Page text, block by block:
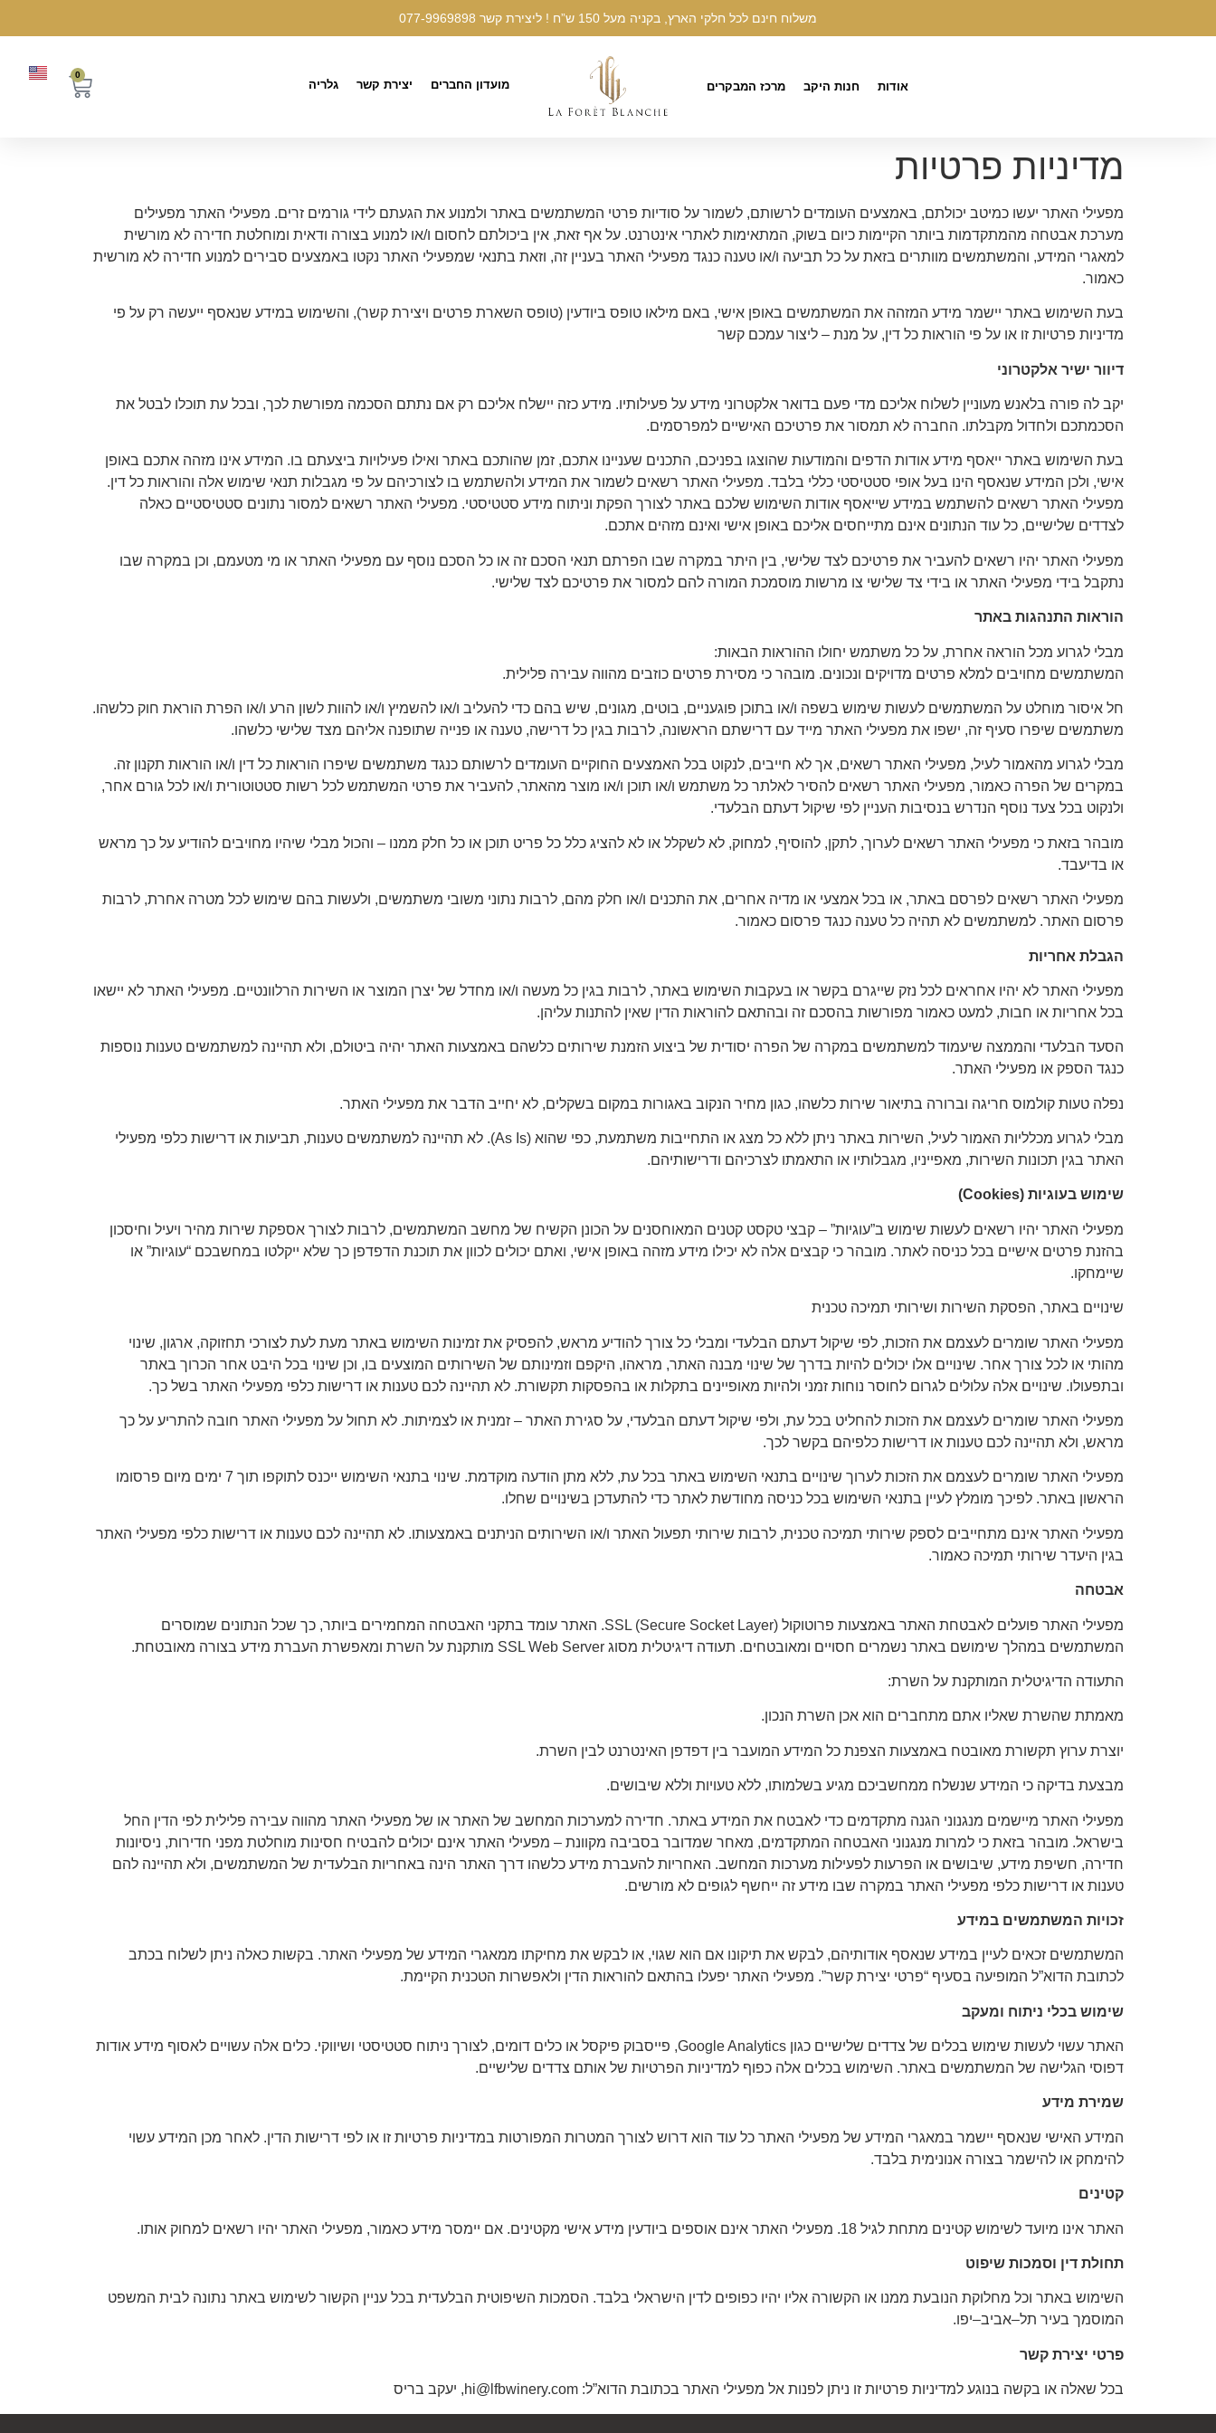
משלוח חינם לכל חלקי הארץ, בקניה מעל 150 ש”ח ! ליצירת קשר 077-9969898
אודות חנות היקב מרכז המבקרים מועדון החברים יצירת קשר גלריה
0
מדיניות פרטיות
מפעילי האתר יעשו כמיטב יכולתם, באמצעים העומדים לרשותם, לשמור על סודיות פרטי המשתמשים באתר ולמנוע את הגעתם לידי גורמים זרים. מפעילי האתר מפעילים
מערכת אבטחה מהמתקדמות ביותר הקיימות כיום בשוק, המתאימות לאתרי אינטרנט. על אף זאת, אין ביכולתם לחסום ו/או למנוע בצורה ודאית ומוחלטת חדירה לא מורשית
למאגרי המידע, והמשתמשים מוותרים בזאת על כל תביעה ו/או טענה כנגד מפעילי האתר בעניין זה, וזאת בתנאי שמפעילי האתר נקטו באמצעים סבירים למנוע חדירה לא מורשית
כאמור.
בעת השימוש באתר יישמר מידע המזהה את המשתמשים באופן אישי, באם מילאו טופס ביודעין (טופס השארת פרטים ויצירת קשר), והשימוש במידע שנאסף ייעשה רק על פי
מדיניות פרטיות זו או על פי הוראות כל דין, על מנת – ליצור עמכם קשר
דיוור ישיר אלקטרוני
יקב לה פורה בלאנש מעוניין לשלוח אליכם מדי פעם בדואר אלקטרוני מידע על פעילותיו. מידע כזה יישלח אליכם רק אם נתתם הסכמה מפורשת לכך, ובכל עת תוכלו לבטל את
הסכמתכם ולחדול מקבלתו. החברה לא תמסור את פרטיכם האישיים למפרסמים.
בעת השימוש באתר ייאסף מידע אודות הדפים והמודעות שהוצגו בפניכם, התכנים שעניינו אתכם, זמן שהותכם באתר ואילו פעילויות ביצעתם בו. המידע אינו מזהה אתכם באופן
אישי, ולכן המידע שנאסף הינו בעל אופי סטטיסטי כללי בלבד. מפעילי האתר רשאים לשמור את המידע ולהשתמש בו לצורכיהם על פי מגבלות תנאי שימוש אלה והוראות כל דין.
מפעילי האתר רשאים להשתמש במידע שייאסף אודות השימוש שלכם באתר לצורך הפקת וניתוח מידע סטטיסטי. מפעילי האתר רשאים למסור נתונים סטטיסטיים כאלה
לצדדים שלישיים, כל עוד הנתונים אינם מתייחסים אליכם באופן אישי ואינם מזהים אתכם.
מפעילי האתר יהיו רשאים להעביר את פרטיכם לצד שלישי, בין היתר במקרה שבו הפרתם תנאי הסכם זה או כל הסכם נוסף עם מפעילי האתר או מי מטעמם, וכן במקרה שבו
נתקבל בידי מפעילי האתר או בידי צד שלישי צו מרשות מוסמכת המורה להם למסור את פרטיכם לצד שלישי.
הוראות התנהגות באתר
מבלי לגרוע מכל הוראה אחרת, על כל משתמש יחולו ההוראות הבאות:
המשתמשים מחויבים למלא פרטים מדויקים ונכונים. מובהר כי מסירת פרטים כוזבים מהווה עבירה פלילית.
חל איסור מוחלט על המשתמשים לעשות שימוש בשפה ו/או בתוכן פוגעניים, בוטים, מגונים, שיש בהם כדי להעליב ו/או להשמיץ ו/או להוות לשון הרע ו/או הפרת הוראת חוק כלשהו.
משתמשים שיפרו סעיף זה, ישפו את מפעילי האתר מייד עם דרישתם הראשונה, לרבות בגין כל דרישה, טענה או פנייה שתופנה אליהם מצד שלישי כלשהו.
מבלי לגרוע מהאמור לעיל, מפעילי האתר רשאים, אך לא חייבים, לנקוט בכל האמצעים החוקיים העומדים לרשותם כנגד משתמשים שיפרו הוראות כל דין ו/או הוראות תקנון זה.
במקרים של הפרה כאמור, מפעילי האתר רשאים להסיר לאלתר כל משתמש ו/או תוכן ו/או מוצר מהאתר, להעביר את פרטי המשתמש לכל רשות סטטוטורית ו/או לכל גורם אחר,
ולנקוט בכל צעד נוסף הנדרש בנסיבות העניין לפי שיקול דעתם הבלעדי.
מובהר בזאת כי מפעילי האתר רשאים לערוך, לתקן, להוסיף, למחוק, לא לשקלל או לא להציג כלל כל פריט תוכן או כל חלק ממנו – והכול מבלי שיהיו מחויבים להודיע על כך מראש
או בדיעבד.
מפעילי האתר רשאים לפרסם באתר, או בכל אמצעי או מדיה אחרים, את התכנים ו/או חלק מהם, לרבות נתוני משובי משתמשים, ולעשות בהם שימוש לכל מטרה אחרת, לרבות
פרסום האתר. למשתמשים לא תהיה כל טענה כנגד פרסום כאמור.
הגבלת אחריות
מפעילי האתר לא יהיו אחראים לכל נזק שייגרם בקשר או בעקבות השימוש באתר, לרבות בגין כל מעשה ו/או מחדל של יצרן המוצר או השירות הרלוונטיים. מפעילי האתר לא יישאו
בכל אחריות או חבות, למעט כאמור מפורשות בהסכם זה ובהתאם להוראות הדין שאין להתנות עליהן.
הסעד הבלעדי והממצה שיעמוד למשתמשים במקרה של הפרה יסודית של ביצוע הזמנת שירותים כלשהם באמצעות האתר יהיה ביטולם, ולא תהיינה למשתמשים טענות נוספות
כנגד הספק או מפעילי האתר.
נפלה טעות קולמוס חריגה וברורה בתיאור שירות כלשהו, כגון מחיר הנקוב באגורות במקום בשקלים, לא יחייב הדבר את מפעילי האתר.
מבלי לגרוע מכלליות האמור לעיל, השירות באתר ניתן ללא כל מצג או התחייבות משתמעת, כפי שהוא (As Is). לא תהיינה למשתמשים טענות, תביעות או דרישות כלפי מפעילי
האתר בגין תכונות השירות, מאפייניו, מגבלותיו או התאמתו לצרכיהם ודרישותיהם.
שימוש בעוגיות (Cookies)
מפעילי האתר יהיו רשאים לעשות שימוש ב”עוגיות” – קבצי טקסט קטנים המאוחסנים על הכונן הקשיח של מחשב המשתמשים, לרבות לצורך אספקת שירות מהיר ויעיל וחיסכון
בהזנת פרטים אישיים בכל כניסה לאתר. מובהר כי קבצים אלה לא יכילו מידע מזהה באופן אישי, ואתם יכולים לכוון את תוכנת הדפדפן כך שלא ייקלטו במחשבכם “עוגיות” או
שיימחקו.
שינויים באתר, הפסקת השירות ושירותי תמיכה טכנית
מפעילי האתר שומרים לעצמם את הזכות, לפי שיקול דעתם הבלעדי ומבלי כל צורך להודיע מראש, להפסיק את זמינות השימוש באתר מעת לעת לצורכי תחזוקה, ארגון, שינוי
מהותי או לכל צורך אחר. שינויים אלו יכולים להיות בדרך של שינוי מבנה האתר, מראהו, היקפם וזמינותם של השירותים המוצעים בו, וכן שינוי בכל היבט אחר הכרוך באתר
ובתפעולו. שינויים אלה עלולים לגרום לחוסר נוחות זמני ולהיות מאופיינים בתקלות או בהפסקות תקשורת. לא תהיינה לכם טענות או דרישות כלפי מפעילי האתר בשל כך.
מפעילי האתר שומרים לעצמם את הזכות להחליט בכל עת, ולפי שיקול דעתם הבלעדי, על סגירת האתר – זמנית או לצמיתות. לא תחול על מפעילי האתר חובה להתריע על כך
מראש, ולא תהיינה לכם טענות או דרישות כלפיהם בקשר לכך.
מפעילי האתר שומרים לעצמם את הזכות לערוך שינויים בתנאי השימוש באתר בכל עת, ללא מתן הודעה מוקדמת. שינוי בתנאי השימוש ייכנס לתוקפו תוך 7 ימים מיום פרסומו
הראשון באתר. לפיכך מומלץ לעיין בתנאי השימוש בכל כניסה מחודשת לאתר כדי להתעדכן בשינויים שחלו.
מפעילי האתר אינם מתחייבים לספק שירותי תמיכה טכנית, לרבות שירותי תפעול האתר ו/או השירותים הניתנים באמצעותו. לא תהיינה לכם טענות או דרישות כלפי מפעילי האתר
בגין היעדר שירותי תמיכה כאמור.
אבטחה
מפעילי האתר פועלים לאבטחת האתר באמצעות פרוטוקול SSL (Secure Socket Layer). האתר עומד בתקני האבטחה המחמירים ביותר, כך שכל הנתונים שמוסרים
המשתמשים במהלך שימושם באתר נשמרים חסויים ומאובטחים. תעודה דיגיטלית מסוג SSL Web Server מותקנת על השרת ומאפשרת העברת מידע בצורה מאובטחת.
התעודה הדיגיטלית המותקנת על השרת:
מאמתת שהשרת שאליו אתם מתחברים הוא אכן השרת הנכון.
יוצרת ערוץ תקשורת מאובטח באמצעות הצפנת כל המידע המועבר בין דפדפן האינטרנט לבין השרת.
מבצעת בדיקה כי המידע שנשלח ממחשביכם מגיע בשלמותו, ללא טעויות וללא שיבושים.
מפעילי האתר מיישמים מנגנוני הגנה מתקדמים כדי לאבטח את המידע באתר. חדירה למערכות המחשב של האתר או של מפעילי האתר מהווה עבירה פלילית לפי הדין החל
בישראל. מובהר בזאת כי למרות מנגנוני האבטחה המתקדמים, מאחר שמדובר בסביבה מקוונת – מפעילי האתר אינם יכולים להבטיח חסינות מוחלטת מפני חדירות, ניסיונות
חדירה, חשיפת מידע, שיבושים או הפרעות לפעילות מערכות המחשב. האחריות להעברת מידע כלשהו דרך האתר הינה באחריות הבלעדית של המשתמשים, ולא תהיינה להם
טענות או דרישות כלפי מפעילי האתר במקרה שבו מידע זה ייחשף לגופים לא מורשים.
זכויות המשתמשים במידע
המשתמשים זכאים לעיין במידע שנאסף אודותיהם, לבקש את תיקונו אם הוא שגוי, או לבקש את מחיקתו ממאגרי המידע של מפעילי האתר. בקשות כאלה ניתן לשלוח בכתב
לכתובת הדוא”ל המופיעה בסעיף “פרטי יצירת קשר”. מפעילי האתר יפעלו בהתאם להוראות הדין ולאפשרות הטכנית הקיימת.
שימוש בכלי ניתוח ומעקב
האתר עשוי לעשות שימוש בכלים של צדדים שלישיים כגון Google Analytics, פייסבוק פיקסל או כלים דומים, לצורך ניתוח סטטיסטי ושיווקי. כלים אלה עשויים לאסוף מידע אודות
דפוסי הגלישה של המשתמשים באתר. השימוש בכלים אלה כפוף למדיניות הפרטיות של אותם צדדים שלישיים.
שמירת מידע
המידע האישי שנאסף יישמר במאגרי המידע של מפעילי האתר כל עוד הוא דרוש לצורך המטרות המפורטות במדיניות פרטיות זו או לפי דרישות הדין. לאחר מכן המידע עשוי
להימחק או להישמר בצורה אנונימית בלבד.
קטינים
האתר אינו מיועד לשימוש קטינים מתחת לגיל 18. מפעילי האתר אינם אוספים ביודעין מידע אישי מקטינים. אם יימסר מידע כאמור, מפעילי האתר יהיו רשאים למחוק אותו.
תחולת דין וסמכות שיפוט
השימוש באתר וכל מחלוקת הנובעת ממנו או הקשורה אליו יהיו כפופים לדין הישראלי בלבד. הסמכות השיפוטית הבלעדית בכל עניין הקשור לשימוש באתר נתונה לבית המשפט
המוסמך בעיר תל–אביב–יפו.
פרטי יצירת קשר
בכל שאלה או בקשה בנוגע למדיניות פרטיות זו ניתן לפנות אל מפעילי האתר בכתובת הדוא”ל: hi@lfbwinery.com, יעקב בריס